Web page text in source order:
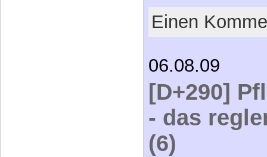
Einen
06.08.09
[D+290]
- das
(6)